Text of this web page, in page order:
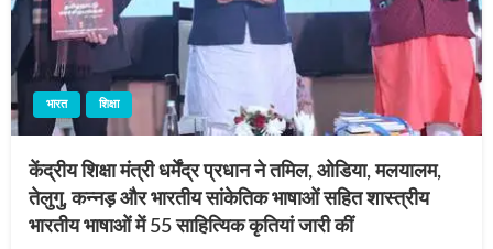
भारत शिक्षा
केंद्रीय शिक्षा मंत्री धर्मेंद्र प्रधान ने तमिल, ओडिया, मलयालम,
तेलुगु, कन्नड़ और भारतीय सांकेतिक भाषाओं सहित शास्त्रीय
भारतीय भाषाओं में 55 साहित्यिक कृतियां जारी कीं